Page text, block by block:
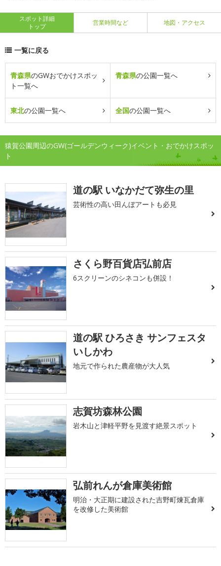
スポット詳細
トップ
営業時間など 地図・アクセス
一覧に戻る
青森県のGWおでかけスポッ
ト一覧へ
青森県の公園一覧へ
東北の公園一覧へ 全国の公園一覧へ
猿賀公園周辺のGW(ゴールデンウィーク)イベント・おでかけスポッ
ト
道の駅 いなかだて弥生の里
芸術性の高い田んぼアートも必見
さくら野百貨店弘前店
6スクリーンのシネコンも併設！
道の駅 ひろさき サンフェスタ
いしかわ
地元で作られた農産物が大人気
志賀坊森林公園
岩木山と津軽平野を見渡す絶景スポット
弘前れんが倉庫美術館
明治・大正期に建設された吉野町煉瓦倉庫
を改修した美術館